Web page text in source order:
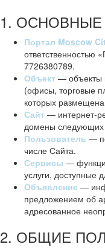
1.
Портал Moscow
7726380789.
Объект — объекты
(офисы, торговые
которых
Сайт — интернет-
домены следующих
Пользователь —
числе Сайта.
Сервисы —
услуги, доступные
Объявление —
предложением об
адресованное
2. ОБЩИЕ